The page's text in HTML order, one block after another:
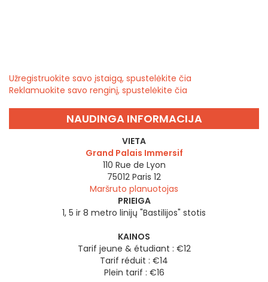
Užregistruokite savo įstaigą, spustelėkite čia
Reklamuokite savo renginį, spustelėkite čia
NAUDINGA INFORMACIJA
VIETA
Grand Palais Immersif
110 Rue de Lyon
75012 Paris 12
Maršruto planuotojas
PRIEIGA
1, 5 ir 8 metro linijų "Bastilijos" stotis
KAINOS
Tarif jeune & étudiant : €12
Tarif réduit : €14
Plein tarif : €16